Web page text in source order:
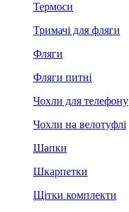
Термоси
Тримачі для фляги
Фляги
Фляги питні
Чохли для телефону
Чохли на велотуфлі
Шапки
Шкарпетки
Щітки комплекти